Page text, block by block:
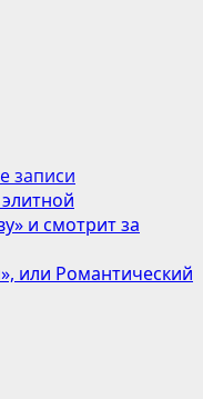
записи
и смотрит за
или Романтический